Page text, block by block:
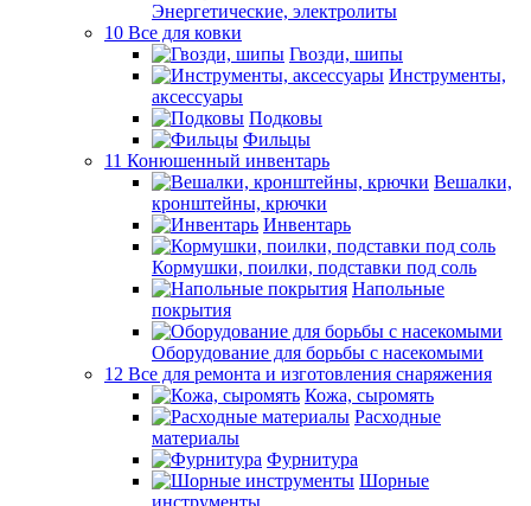
Энергетические, электролиты
10 Все для ковки
Гвозди, шипы
Инструменты,
аксессуары
Подковы
Фильцы
11 Конюшенный инвентарь
Вешалки,
кронштейны, крючки
Инвентарь
Кормушки, поилки, подставки под соль
Напольные
покрытия
Оборудование для борьбы с насекомыми
12 Все для ремонта и изготовления снаряжения
Кожа, сыромять
Расходные
материалы
Фурнитура
Шорные
инструменты